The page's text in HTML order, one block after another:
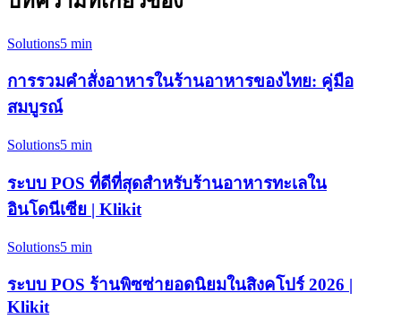
Solutions5 min
การรวมคำสั่งอาหารในร้านอาหารของไทย: คู่มือ
สมบูรณ์
Solutions5 min
ระบบ POS ที่ดีที่สุดสำหรับร้านอาหารทะเลใน
อินโดนีเซีย | Klikit
Solutions5 min
ระบบ POS ร้านพิซซ่ายอดนิยมในสิงคโปร์ 2026 |
Klikit